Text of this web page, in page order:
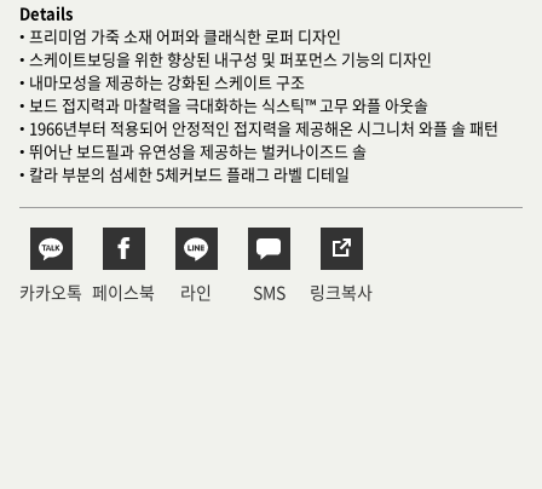
Details
• 프리미엄 가죽 소재 어퍼와 클래식한 로퍼 디자인
• 스케이트보딩을 위한 향상된 내구성 및 퍼포먼스 기능의 디자인
• 내마모성을 제공하는 강화된 스케이트 구조
• 보드 접지력과 마찰력을 극대화하는 식스틱™ 고무 와플 아웃솔
• 1966년부터 적용되어 안정적인 접지력을 제공해온 시그니처 와플 솔 패턴
• 뛰어난 보드필과 유연성을 제공하는 벌커나이즈드 솔
• 칼라 부분의 섬세한 5체커보드 플래그 라벨 디테일
카카오톡 페이스북 라인 SMS 링크복사